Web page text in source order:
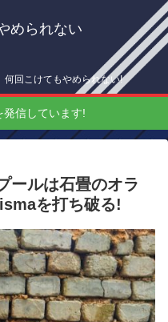
められない
回こけてもやめられない!
発信しています!
ールは石畳のオラ
を打ち破る!